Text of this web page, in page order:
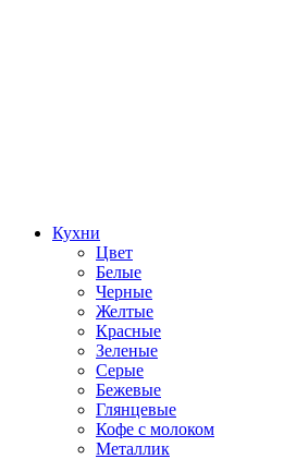
Кухни
Цвет
Белые
Черные
Желтые
Красные
Зеленые
Серые
Бежевые
Глянцевые
Кофе с молоком
Металлик